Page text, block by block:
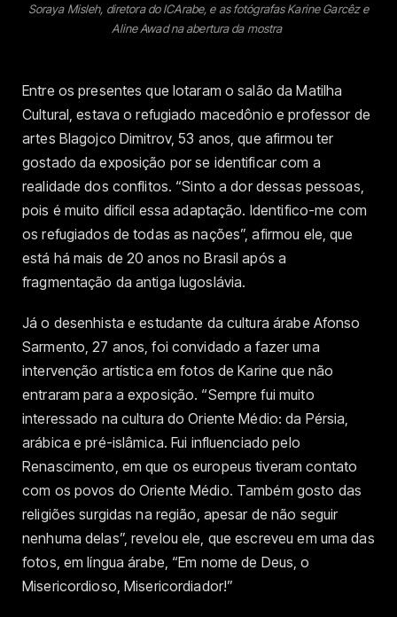
Soraya Misleh, diretora do ICArabe, e as fotógrafas Karine Garcêz e
Aline Awad na abertura da mostra
Entre os presentes que lotaram o salão da Matilha
Cultural, estava o refugiado macedônio e professor de
artes Blagojco Dimitrov, 53 anos, que afirmou ter
gostado da exposição por se identificar com a
realidade dos conflitos. “Sinto a dor dessas pessoas,
pois é muito difícil essa adaptação. Identifico-me com
os refugiados de todas as nações”, afirmou ele, que
está há mais de 20 anos no Brasil após a
fragmentação da antiga Iugoslávia.
Já o desenhista e estudante da cultura árabe Afonso
Sarmento, 27 anos, foi convidado a fazer uma
intervenção artística em fotos de Karine que não
entraram para a exposição. “Sempre fui muito
interessado na cultura do Oriente Médio: da Pérsia,
arábica e pré-islâmica. Fui influenciado pelo
Renascimento, em que os europeus tiveram contato
com os povos do Oriente Médio. Também gosto das
religiões surgidas na região, apesar de não seguir
nenhuma delas”, revelou ele, que escreveu em uma das
fotos, em língua árabe, “Em nome de Deus, o
Misericordioso, Misericordiador!”